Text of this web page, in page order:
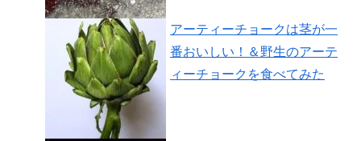
アーティーチョークは茎が一
番おいしい！＆野生のアーテ
ィーチョークを食べてみた